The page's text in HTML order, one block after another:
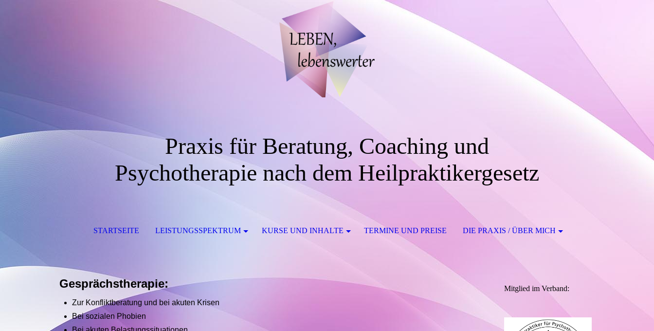
Praxis für Beratung, Coaching und
Psychotherapie nach dem Heilpraktikergesetz
STARTSEITE LEISTUNGSSPEKTRUM KURSE UND INHALTE TERMINE UND PREISE DIE PRAXIS / ÜBER MICH
Gesprächstherapie:
Zur Konfliktberatung und bei akuten Krisen
Bei sozialen Phobien
Mitglied im Verband: